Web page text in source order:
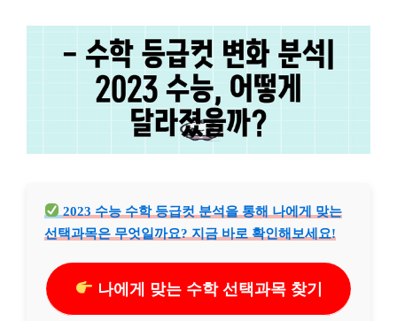
2023 수능 수학 등급컷 분석을 통해 나에게 맞는
선택과목은 무엇일까요? 지금 바로 확인해보세요!
나에게 맞는 수학 선택과목 찾기